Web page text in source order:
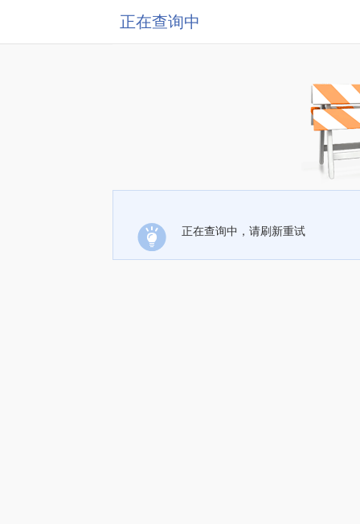
正在查询中
正在查询中，请刷新重试